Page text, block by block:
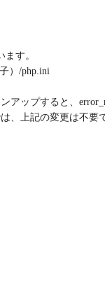
す。
）/php.ini
アップすると、
、上記の変更は不要